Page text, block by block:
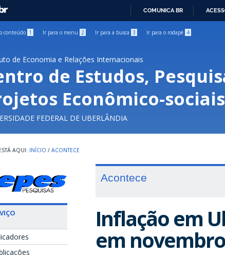
COMUNICA BR
conteúdo 1 Ir para o menu 2 Ir para a busca 3 Ir para o rodapé 4
de Economia e Relações Internacionais
de Estudos,
Econômico-sociais
FEDERAL DE UBERLÂNDIA
INÍCIO / ACONTECE
Acontece
Inflação em
em